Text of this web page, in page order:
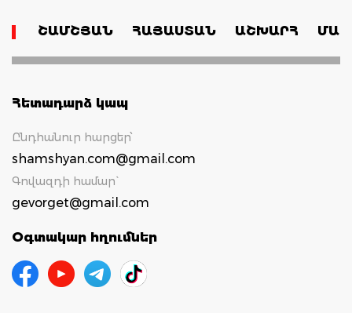
ՇԱՄՇՅԱՆ ՀԱՅԱՍՏԱՆ ԱՇԽԱՐՀ
Հետադարձ կապ
Ընդհանուր հարցեր՝
shamshyan.com@gmail.com
Գովազդի համար`
gevorget@gmail.com
Օգտակար հղումներ